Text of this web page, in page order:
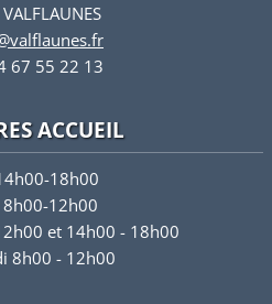
67 55 22 13
ACCUEIL
18h00
12h00
et 14h00 - 18h00
8h00 - 12h00